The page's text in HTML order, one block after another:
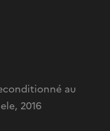
au
2016